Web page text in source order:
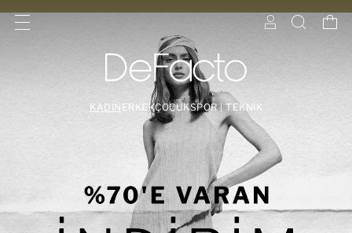
KADIN ERKEKÇOCUKSPOR | TEKNİK